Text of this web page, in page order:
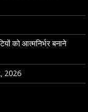
को आत्मनिर्भर बनाने
2026